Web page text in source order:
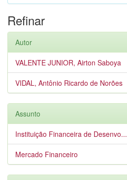
Refinar
Autor
VALENTE JUNIOR, Airton Saboya
VIDAL, Antônio Ricardo de Norões
Assunto
Instituição Financeira de Desenvo...
Mercado Financeiro